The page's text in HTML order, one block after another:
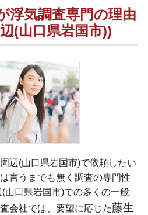
浮気調査専門の理由
(山口県岩国市))
辺(山口県岩国市)で依頼したい
言うまでも無く調査の専門性
山口県岩国市)での多くの一般
会社では、要望に応じた藤生